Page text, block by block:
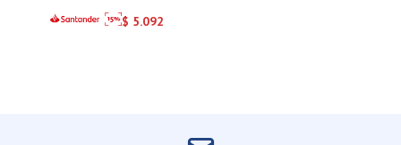
para tu Hogar
$ 5.092